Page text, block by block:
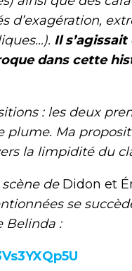
d’exagération,
Il
dans cette
: les deux
Ma
la limpidité du
de Didon et
se
Belinda :